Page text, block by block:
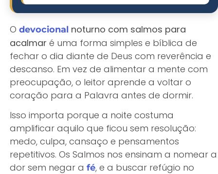
O devocional noturno com salmos para
acalmar é uma forma simples e bíblica de
fechar o dia diante de Deus com reverência e
descanso. Em vez de alimentar a mente com
preocupação, o leitor aprende a voltar o
coração para a Palavra antes de dormir.
Isso importa porque a noite costuma
amplificar aquilo que ficou sem resolução:
medo, culpa, cansaço e pensamentos
repetitivos. Os Salmos nos ensinam a nomear a
dor sem negar a fé, e a buscar refúgio no